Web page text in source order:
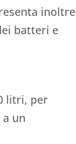
inoltre
batteri e
litri, per
un